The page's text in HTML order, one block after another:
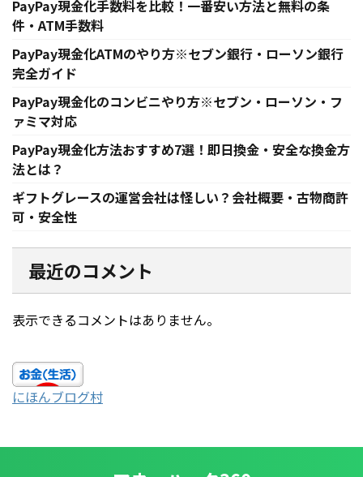
PayPay現金化手数料を比較！一番安い方法と無料の条
件・ATM手数料
PayPay現金化ATMのやり方※セブン銀行・ローソン銀行
完全ガイド
PayPay現金化のコンビニやり方※セブン・ローソン・フ
ァミマ対応
PayPay現金化方法おすすめ7選！即日換金・安全な換金方
法とは？
ギフトグレースの運営会社は怪しい？会社概要・古物商許
可・安全性
最近のコメント
表示できるコメントはありません。
にほんブログ村